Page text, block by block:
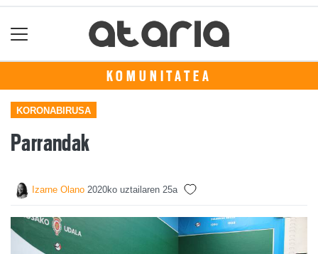
KOMUNITATEA
KORONABIRUSA
Parrandak
Izarne Olano 2020ko uztailaren 25a